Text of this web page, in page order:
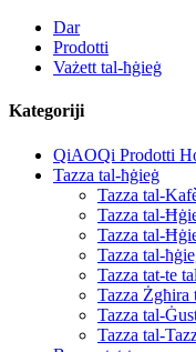
Dar
Prodotti
Vażett tal-ħġieġ
Kategoriji
QiAOQi Prodotti
Tazza tal-ħġieġ
Tazza tal-
Tazza tal-
Tazza tal-
Tazza tal-
Tazza tat-te
Tazza
Tazza tal-
Tazza tal-